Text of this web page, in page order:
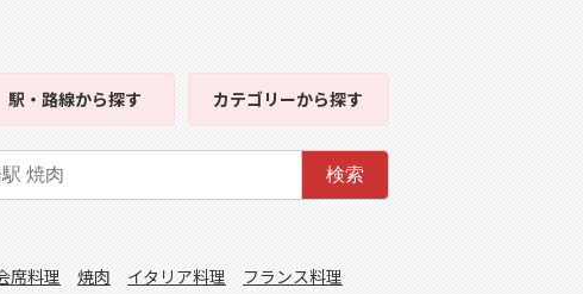
駅・路線から探す カテゴリーから探す
検索
席料理 焼肉 イタリア料理
フランス料理